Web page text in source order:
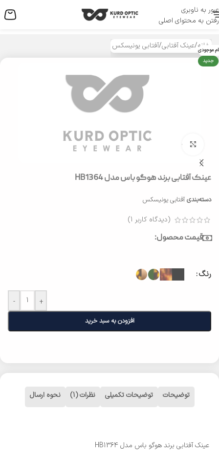
عبور به ناوبری
رفتن به محتوای اصلی
منو
خانه/عینک آفتابی/آفتابی یونیسکس
موجودی
جدید
بزرگنمایی تصویر
عینک آفتابی برند هوگو باس مدل HB1364
دسته‌بندی آفتابی یونیسکس
(دیدگاه کاربر 1
)
قیمت محصول:
رنگ
- +
افزودن به سبد خرید
توضیحات توضیحات تکمیلی نظرات (1) نحوه ارسال
عینک آفتابی برند هوگو باس مدل HB1364